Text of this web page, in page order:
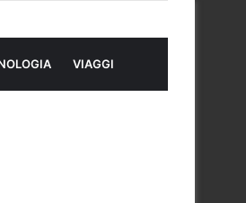
VIAGGI